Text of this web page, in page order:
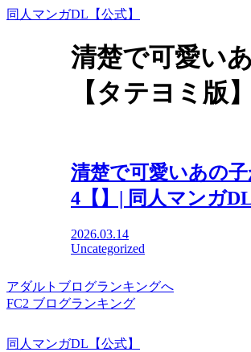
同人マンガDL【公式】
清楚で可愛い
【タテヨミ版】
清楚で可愛いあの
4【】| 同人マンガDL
2026.03.14
Uncategorized
アダルトブログランキングへ
FC2 ブログランキング
同人マンガDL【公式】